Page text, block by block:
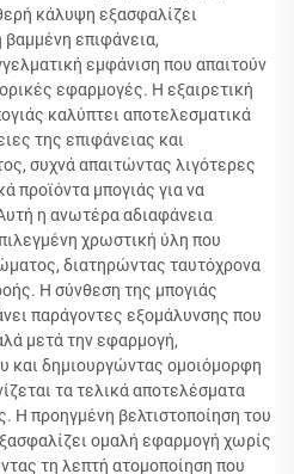
κάλυψη εξασφαλίζει
επιφάνεια,
εμφάνιση που απαιτούν
εφαρμογές. Η εξαιρετική
καλύπτει αποτελεσματικά
της επιφάνειας και
συχνά απαιτώντας λιγότερες
προϊόντα μπογιάς για να
η ανωτέρα αδιαφάνεια
χρωστική ύλη που
διατηρώντας ταυτόχρονα
Η σύνθεση της μπογιάς
παράγοντες εξομάλυνσης που
μετά την εφαρμογή,
και δημιουργώντας ομοιόμορφη
τα τελικά αποτελέσματα
Η προηγμένη βελτιστοποίηση του
ομαλή εφαρμογή χωρίς
τη λεπτή ατομοποίηση που